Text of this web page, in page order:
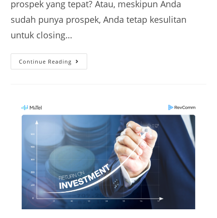
prospek yang tepat? Atau, meskipun Anda
sudah punya prospek, Anda tetap kesulitan
untuk closing…
Continue Reading